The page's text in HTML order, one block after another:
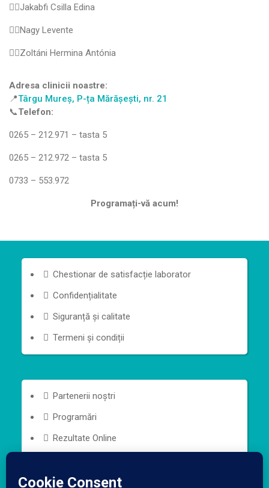
👩‍⚕️Jakabfi Csilla Edina
👨‍⚕️Nagy Levente
👩‍⚕️Zoltáni Hermina Antónia
Adresa clinicii noastre:
📍Târgu Mureș, P-ța Mărășești, nr. 21
📞Telefon:
0265 – 212.971 – tasta 5
0265 – 212.972 – tasta 5
0733 – 553.972
Programați-vă acum!
Chestionar de satisfacție laborator
Confidențialitate
Siguranță și calitate
Termeni și condiții
Partenerii noștri
Programări
Rezultate Online